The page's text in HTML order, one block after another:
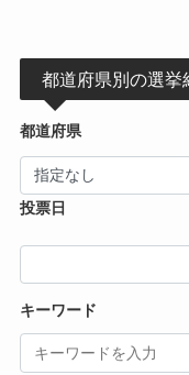
都道府県別の選挙
都道府県
投票日
キーワード